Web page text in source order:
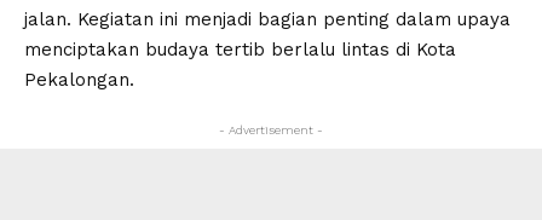
jalan. Kegiatan ini menjadi bagian penting dalam upaya
menciptakan budaya tertib berlalu lintas di Kota
Pekalongan.
- Advertisement -